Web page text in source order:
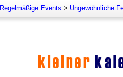
Regelmäßige Events > Ungewöhnliche